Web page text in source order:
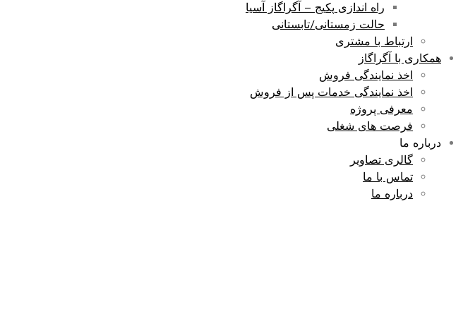
راه اندازی پکیج – آگراگاز آسیا
حالت زمستانی/تابستانی
ارتباط با مشتری
همکاری با آگراگاز
اخذ نمایندگی فروش
اخذ نمایندگی خدمات پس از فروش
معرفی پروژه
فرصت های شغلی
درباره ما
گالری تصاویر
تماس با ما
درباره ما